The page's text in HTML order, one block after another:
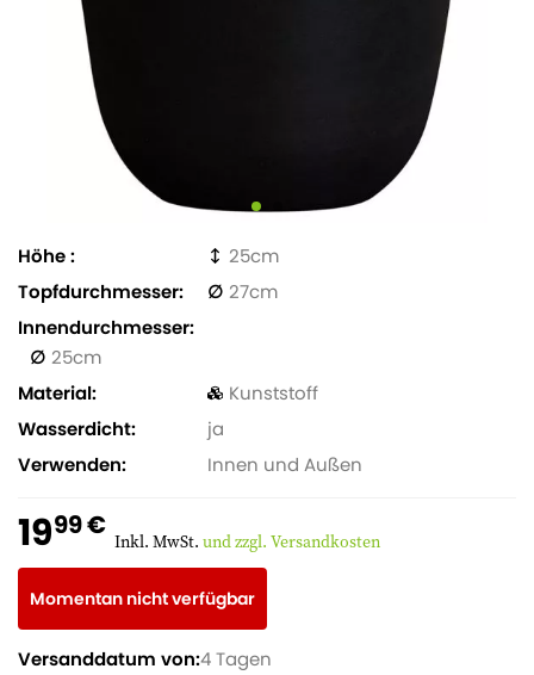
Höhe
25
Topfdurchmesser
27
Innendurchmesser
25
Material
Kunststoff
Wasserdicht
ja
Verwenden
Innen und Außen
1999 € Inkl. MwSt. und zzgl. Versandkosten
Momentan nicht verfügbar
Versanddatum von:4 Tagen